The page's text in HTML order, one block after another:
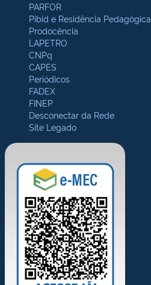
PARFOR
Pibid e Residência Pedagógica
Prodocência
LAPETRO
CNPq
CAPES
Periódicos
FADEX
FINEP
Desconectar da Rede
Site Legado